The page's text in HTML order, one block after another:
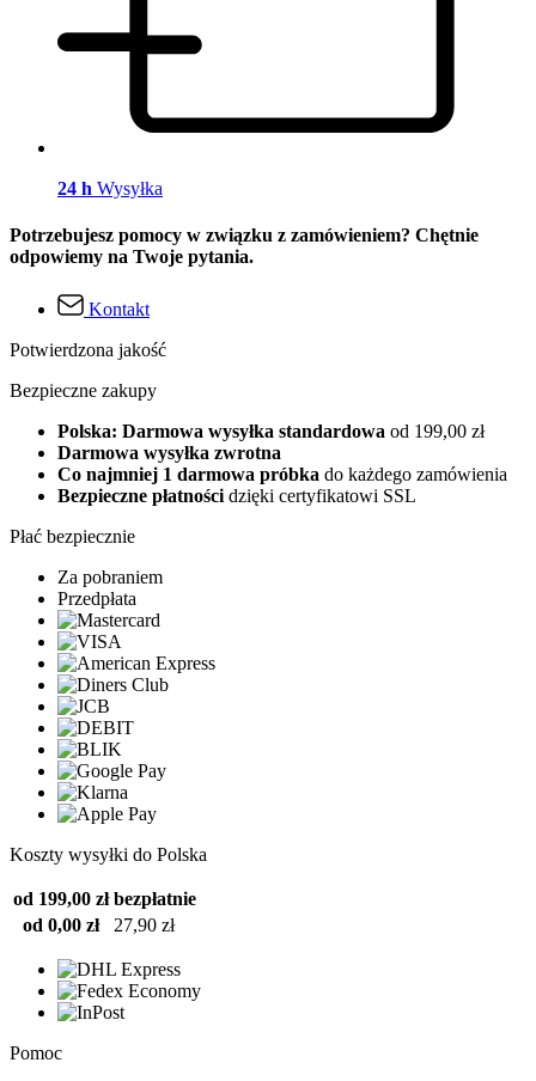
24 h Wysyłka
Potrzebujesz pomocy w związku z zamówieniem? Chętnie
odpowiemy na Twoje pytania.
Kontakt
Potwierdzona jakość
Bezpieczne zakupy
Polska: Darmowa wysyłka standardowa od 199,00 zł
Darmowa wysyłka zwrotna
Co najmniej 1 darmowa próbka do każdego zamówienia
Bezpieczne płatności dzięki certyfikatowi SSL
Płać bezpiecznie
Za pobraniem
Przedpłata
Koszty wysyłki do Polska
od 199,00 zł bezpłatnie
od 0,00 zł
27,90 zł
Pomoc